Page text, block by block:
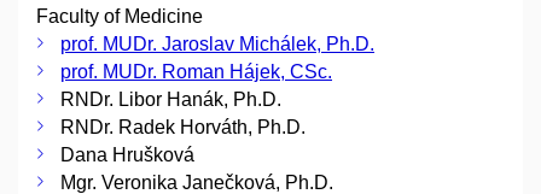
Faculty of Medicine
prof. MUDr. Jaroslav Michálek, Ph.D.
prof. MUDr. Roman Hájek, CSc.
RNDr. Libor Hanák, Ph.D.
RNDr. Radek Horváth, Ph.D.
Dana Hrušková
Mgr. Veronika Janečková, Ph.D.